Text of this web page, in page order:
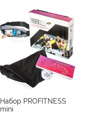
СБРОСИТЬ
Набор PROFITNESS
mini